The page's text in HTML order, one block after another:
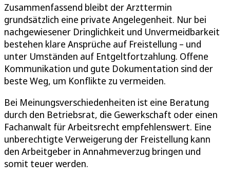
Zusammenfassend bleibt der Arzttermin
grundsätzlich eine private Angelegenheit. Nur bei
nachgewiesener Dringlichkeit und Unvermeidbarkeit
bestehen klare Ansprüche auf Freistellung – und
unter Umständen auf Entgeltfortzahlung. Offene
Kommunikation und gute Dokumentation sind der
beste Weg, um Konflikte zu vermeiden.
Bei Meinungsverschiedenheiten ist eine Beratung
durch den Betriebsrat, die Gewerkschaft oder einen
Fachanwalt für Arbeitsrecht empfehlenswert. Eine
unberechtigte Verweigerung der Freistellung kann
den Arbeitgeber in Annahmeverzug bringen und
somit teuer werden.